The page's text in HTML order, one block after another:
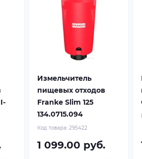
Измельчитель
пищевых отходов
Franke Slim 125
134.0715.094
Код товара: 295422
1 099.00 руб.